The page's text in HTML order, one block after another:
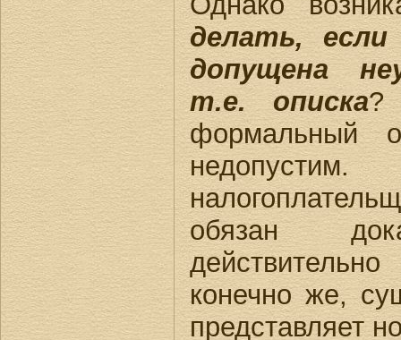
делать,
допущена
т.е. описка?
формальный
обязан
конечно же,
представляет